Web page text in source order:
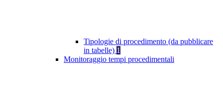
Tipologie di procedimento (da pubblicare
in tabelle) 1
Monitoraggio tempi procedimentali